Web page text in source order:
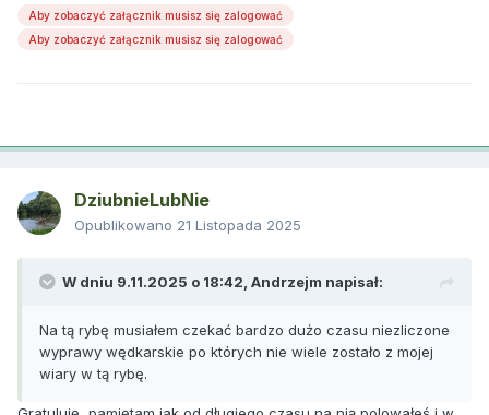
Aby zobaczyć załącznik musisz się zalogować
Aby zobaczyć załącznik musisz się zalogować
DziubnieLubNie
Opublikowano 21 Listopada 2025
W dniu 9.11.2025 o 18:42, Andrzejm napisał:
Na tą rybę musiałem czekać bardzo dużo czasu niezliczone
wyprawy wędkarskie po których nie wiele zostało z mojej
wiary w tą rybę.